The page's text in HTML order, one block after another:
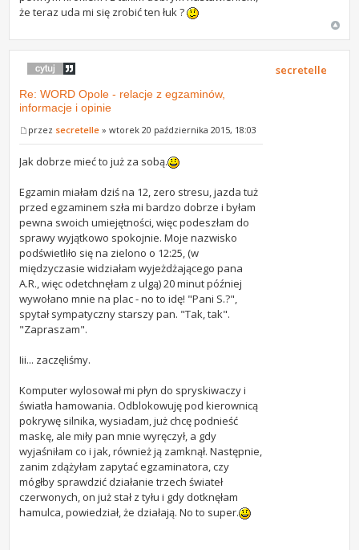
że teraz uda mi się zrobić ten łuk ?
Re: WORD Opole - relacje z egzaminów,
informacje i opinie
przez secretelle » wtorek 20 października 2015, 18:03
Jak dobrze mieć to już za sobą.
Egzamin miałam dziś na 12, zero stresu, jazda tuż
przed egzaminem szła mi bardzo dobrze i byłam
pewna swoich umiejętności, więc podeszłam do
sprawy wyjątkowo spokojnie. Moje nazwisko
podświetliło się na zielono o 12:25, (w
międzyczasie widziałam wyjeżdżającego pana
A.R., więc odetchnęłam z ulgą) 20 minut później
wywołano mnie na plac - no to idę! "Pani S.?",
spytał sympatyczny starszy pan. "Tak, tak".
"Zapraszam".
Iii... zaczęliśmy.
Komputer wylosował mi płyn do spryskiwaczy i
światła hamowania. Odblokowuję pod kierownicą
pokrywę silnika, wysiadam, już chcę podnieść
maskę, ale miły pan mnie wyręczył, a gdy
wyjaśniłam co i jak, również ją zamknął. Następnie,
zanim zdążyłam zapytać egzaminatora, czy
mógłby sprawdzić działanie trzech świateł
czerwonych, on już stał z tyłu i gdy dotknęłam
hamulca, powiedział, że działają. No to super.
secretelle